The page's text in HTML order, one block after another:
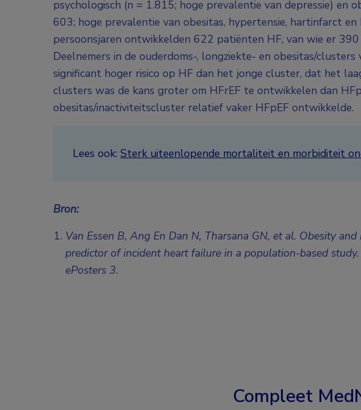
psychologisch (n = 1.815; hoge prevalentie van depressie) en
603; hoge prevalentie van obesitas, hypertensie, hartinfarct
persoonsjaren ontwikkelden 622 patiënten HF, van wie er
Deelnemers in de ouderdoms-, longziekte- en obesitas/
significant hoger risico op HF dan het jonge cluster, dat het
clusters was de kans groter om HFrEF te ontwikkelen dan
obesitas/inactiviteitscluster relatief vaker HFpEF ontwikkelde.
Lees ook: Sterk uiteenlopende mortaliteit en morbiditeit
Bron:
Van Essen B, Ang En Dan N, Tharsana GN, et al. Obesity
predictor of incident heart failure in a population-based
ePosters 3.
Compleet